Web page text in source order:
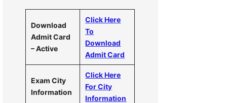
Download
Admit Card
– Active
Click Here
To
Download
Admit Card
Exam City
Information
Click Here
For City
Information